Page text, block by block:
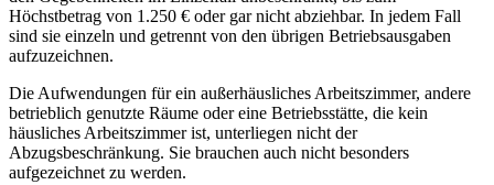
Höchstbetrag von 1.250 € oder gar nicht abziehbar. In jedem Fall
sind sie einzeln und getrennt von den übrigen Betriebsausgaben
aufzuzeichnen.
Die Aufwendungen für ein außerhäusliches Arbeitszimmer, andere
betrieblich genutzte Räume oder eine Betriebsstätte, die kein
häusliches Arbeitszimmer ist, unterliegen nicht der
Abzugsbeschränkung. Sie brauchen auch nicht besonders
aufgezeichnet zu werden.